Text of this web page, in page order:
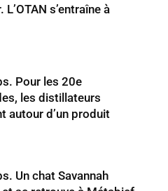
L’OTAN s’entraîne à
Pour les 20e
les distillateurs
autour d’un produit
Un chat Savannah